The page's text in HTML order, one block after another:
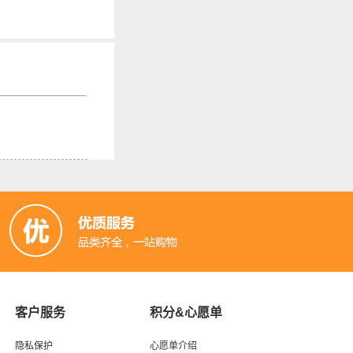
客户服务
隐私保护
积分&心愿单
心愿单介绍